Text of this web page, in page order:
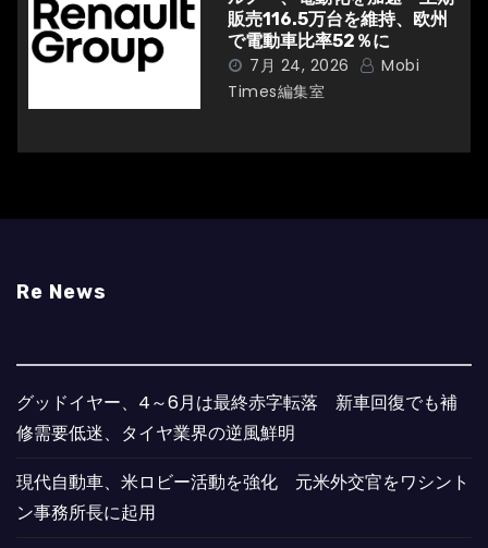
販売116.5万台を維持、欧州
で電動車比率52％に
7月 24, 2026
Mobi
Times編集室
Re News
グッドイヤー、4～6月は最終赤字転落 新車回復でも補
修需要低迷、タイヤ業界の逆風鮮明
現代自動車、米ロビー活動を強化 元米外交官をワシント
ン事務所長に起用